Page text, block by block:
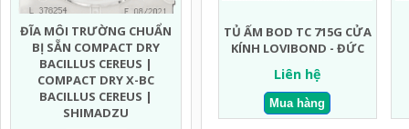
CHUẨN
DRY
CEREUS |
DRY X-BC
CEREUS |
ĐĨA MÔI TRƯỜNG CHUẨN
BỊ SẴN COMPACT DRY MEN
MỐC NHANH | COMPACT
DRY YMR YEAST AND MOLD
RAPID | SHIMADZU
ĐĨA MÔI TRƯỜNG
BỊ SẴN COMPACT
COMPACT DRY EC
COLIFORM |
TỦ ẤM BOD TC 715G CỬA
KÍNH LOVIBOND - ĐỨC
Liên hệ